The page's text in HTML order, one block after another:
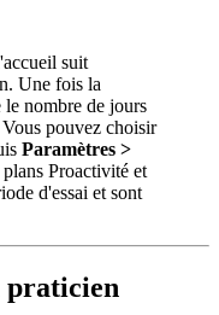
suit
Une fois la
nombre de jours
pouvez choisir
Paramètres >
Proactivité et
d'essai et sont
praticien